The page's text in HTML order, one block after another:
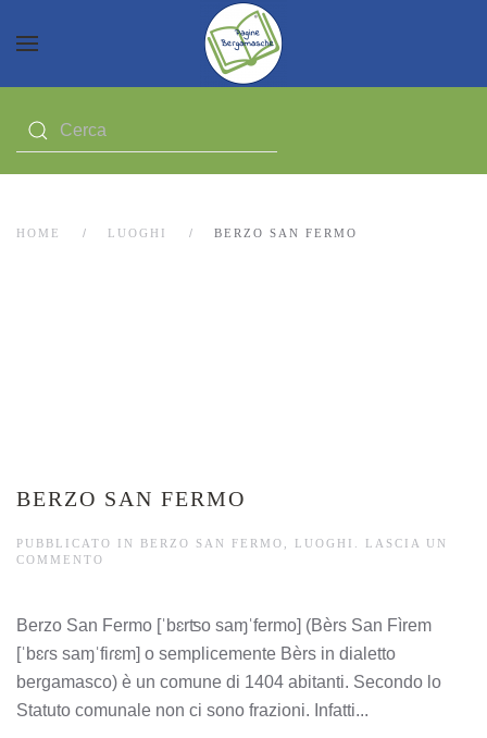
HOME LUOGHI BERZO SAN FERMO
BERZO SAN FERMO
PUBBLICATO IN BERZO SAN FERMO LUOGHI
LASCIA UN
COMMENTO
Berzo San Fermo [ˈbɛrʦo saɱˈfermo] (Bèrs San Fìrem
[ˈbɛɾs saɱˈfiɾɛm] o semplicemente Bèrs in dialetto
bergamasco) è un comune di 1404 abitanti. Secondo lo
Statuto comunale non ci sono frazioni. Infatti...